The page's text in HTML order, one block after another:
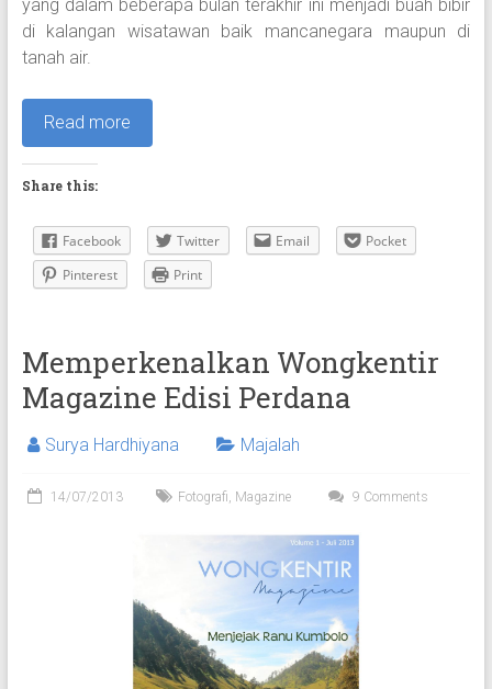
yang dalam beberapa bulan terakhir ini menjadi buah bibir
di kalangan wisatawan baik mancanegara maupun di
tanah air.
Read more
Share this:
Facebook Twitter Email
Pocket
Pinterest
Print
Memperkenalkan Wongkentir
Magazine Edisi Perdana
Surya Hardhiyana Majalah
14/07/2013 Fotografi Magazine 9 Comments